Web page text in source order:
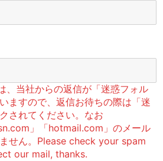
当社からの返信が「迷惑フォル
ますので、返信お待ちの際は「迷
されてください。なお
」「hotmail.com」のメール
せん。Please check your spam
our mail, thanks.